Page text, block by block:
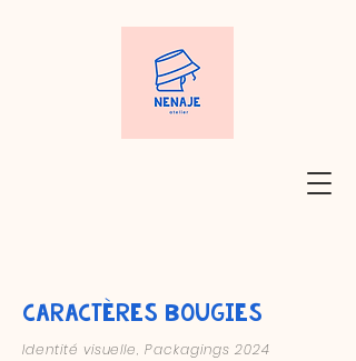
caractères Bougies
Identité visuelle,Packagings 2024